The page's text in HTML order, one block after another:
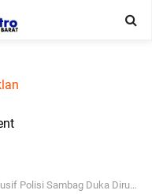
Duka Dirumah Korban Penganiaya'an